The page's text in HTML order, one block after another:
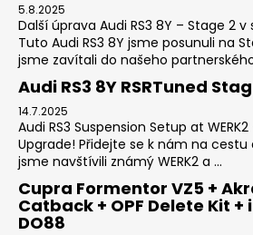
5.8.2025
Další úprava Audi RS3 8Y – Stage 2 v
Tuto Audi RS3 8Y jsme posunuli na
jsme zavítali do našeho
Audi RS3 8Y RSRTuned
14.7.2025
Audi RS3 Suspension Setup at
Upgrade! Přidejte se k nám na cestu
jsme navštívili známý WERK2 a ...
Cupra Formentor VZ5 +
Catback + OPF Delete Kit
DO88